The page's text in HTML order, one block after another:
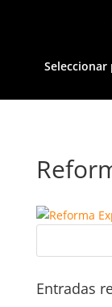
Seleccionar
Entradas